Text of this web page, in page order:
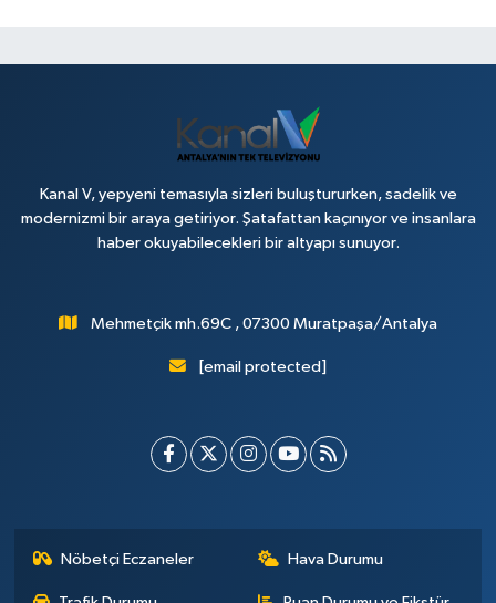
Kanal V, yepyeni temasıyla sizleri buluştururken, sadelik ve
modernizmi bir araya getiriyor. Şatafattan kaçınıyor ve insanlara
haber okuyabilecekleri bir altyapı sunuyor.
Mehmetçik mh.69C , 07300 Muratpaşa/Antalya
[email protected]
Nöbetçi Eczaneler Hava Durumu